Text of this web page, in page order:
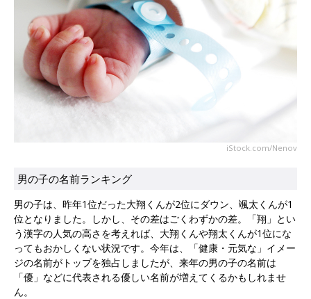
iStock.com/Nenov
男の子の名前ランキング
男の子は、昨年1位だった大翔くんが2位にダウン、颯太くんが1
位となりました。しかし、その差はごくわずかの差。「翔」とい
う漢字の人気の高さを考えれば、大翔くんや翔太くんが1位にな
ってもおかしくない状況です。今年は、「健康・元気な」イメー
ジの名前がトップを独占しましたが、来年の男の子の名前は
「優」などに代表される優しい名前が増えてくるかもしれませ
ん。